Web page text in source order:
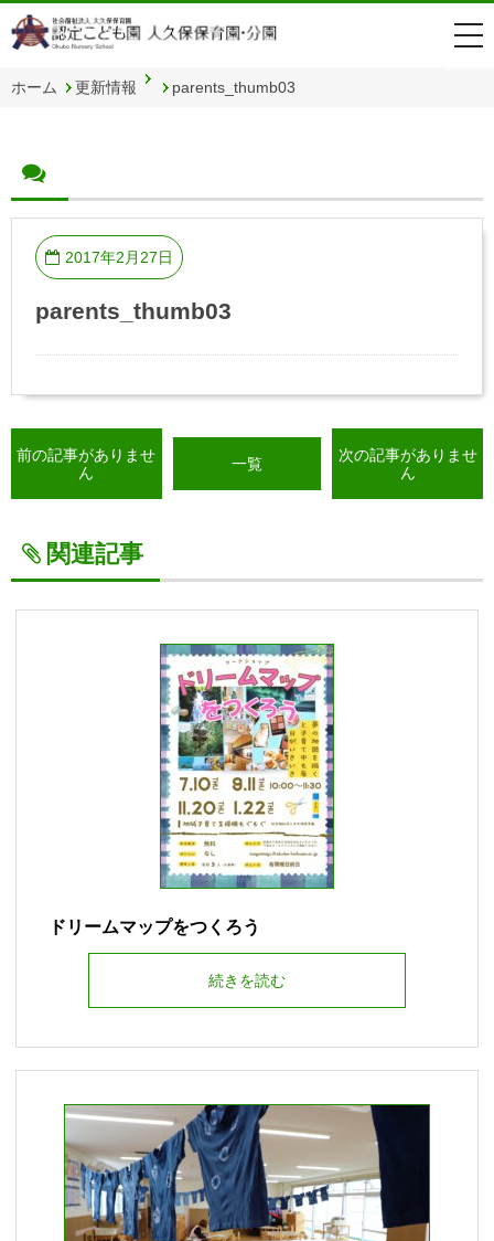
ホーム 更新情報 parents_thumb03
2017年2月27日
parents_thumb03
前の記事がありませ
ん
一覧
次の記事がありませ
ん
関連記事
ドリームマップをつくろう
続きを読む